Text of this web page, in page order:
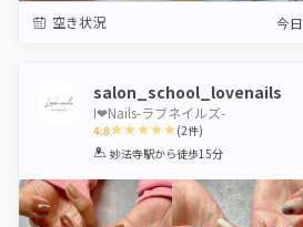
空き状況 今日
salon_school_lovenails
I❤︎Nails-ラブネイルズ-
4.8
1 2 3 4 5
(2件)
妙法寺駅から徒歩15分